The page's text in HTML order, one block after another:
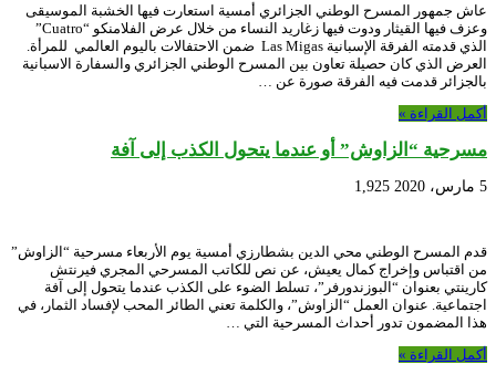
عاش جمهور المسرح الوطني الجزائري أمسية استعارت فيها الخشبة الموسيقى
وعزف فيها القيثار ودوت فيها زغاريد النساء من خلال عرض الفلامنكو “Cuatro”
الذي قدمته الفرقة الإسبانية Las Migas ضمن الاحتفالات باليوم العالمي للمرأة.
العرض الذي كان حصيلة تعاون بين المسرح الوطني الجزائري والسفارة الاسبانية
بالجزائر قدمت فيه الفرقة صورة عن …
أكمل القراءة »
مسرحية “الزاوش” أو عندما يتحول الكذب إلى آفة
5 مارس، 2020 1,925
قدم المسرح الوطني محي الدين بشطارزي أمسية يوم الأربعاء مسرحية “الزاوش”
من اقتباس وإخراج كمال يعيش، عن نص للكاتب المسرحي المجري فيرنتش
كارينتي بعنوان “البوزندورفر”، تسلط الضوء على الكذب عندما يتحول إلى آفة
اجتماعية. عنوان العمل “الزاوش”، والكلمة تعني الطائر المحب لإفساد الثمار، في
هذا المضمون تدور أحداث المسرحية التي …
أكمل القراءة »